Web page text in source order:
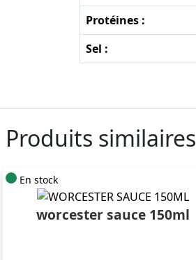
Protéines :
Sel :
Produits similaires
En stock
worcester sauce 150ml